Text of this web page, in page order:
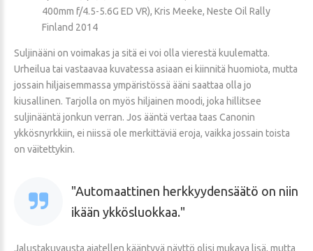
400mm f/4.5-5.6G ED VR), Kris Meeke, Neste Oil Rally
Finland 2014
Suljinääni on voimakas ja sitä ei voi olla vierestä kuulematta.
Urheilua tai vastaavaa kuvatessa asiaan ei kiinnitä huomiota, mutta
jossain hiljaisemmassa ympäristössä ääni saattaa olla jo
kiusallinen. Tarjolla on myös hiljainen moodi, joka hillitsee
suljinääntä jonkun verran. Jos ääntä vertaa taas Canonin
ykkösnyrkkiin, ei niissä ole merkittäviä eroja, vaikka jossain toista
on väitettykin.
Automaattinen herkkyydensäätö on niin
ikään ykkösluokkaa.
Jalustakuvausta ajatellen kääntyvä näyttö olisi mukava lisä, mutta